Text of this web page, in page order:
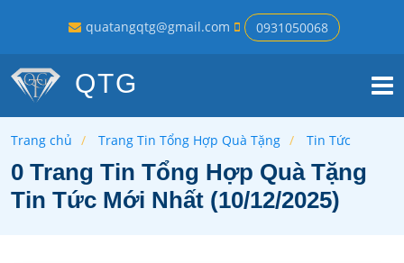
quatangqtg@gmail.com 0931050068
QTG
Trang chủ Trang Tin Tổng Hợp Quà Tặng Tin Tức
0 Trang Tin Tổng Hợp Quà Tặng
Tin Tức Mới Nhất (10/12/2025)